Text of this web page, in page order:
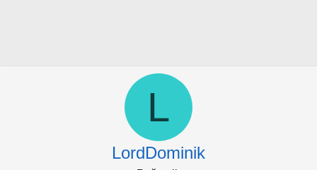
L
LordDominik